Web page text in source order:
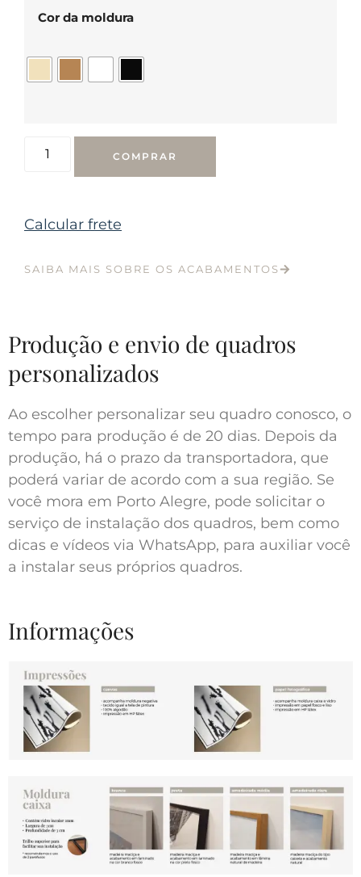
Cor da moldura
COMPRAR
Calcular frete
SAIBA MAIS SOBRE OS ACABAMENTOS
Produção e envio de quadros
personalizados
Ao escolher personalizar seu quadro conosco, o
tempo para produção é de 20 dias. Depois da
produção, há o prazo da transportadora, que
poderá variar de acordo com a sua região. Se
você mora em Porto Alegre, pode solicitar o
serviço de instalação dos quadros, bem como
dicas e vídeos via WhatsApp, para auxiliar você
a instalar seus próprios quadros.
Informações